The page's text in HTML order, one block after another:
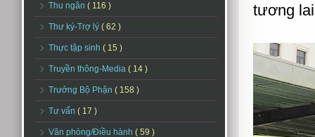
Thu ngân ( 116 )
Thư ký-Trợ lý ( 62 )
Thực tập sinh ( 15 )
Truyền thông-Media ( 14 )
Trưởng Bộ Phận ( 158 )
Tư vấn ( 17 )
Văn phòng/Điều hành ( 59 )
tương